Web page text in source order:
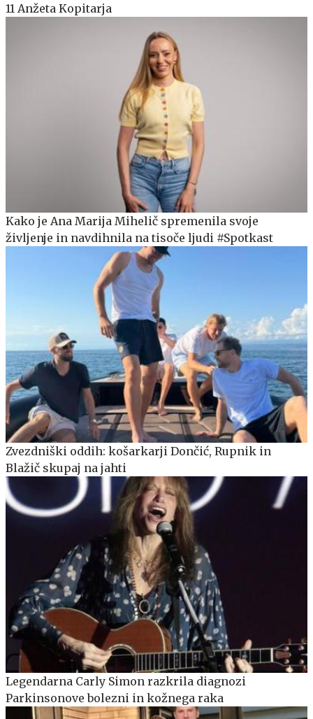
11 Anžeta Kopitarja
Kako je Ana Marija Mihelič spremenila svoje
življenje in navdihnila na tisoče ljudi #Spotkast
Zvezdniški oddih: košarkarji Dončić, Rupnik in
Blažič skupaj na jahti
Legendarna Carly Simon razkrila diagnozi
Parkinsonove bolezni in kožnega raka